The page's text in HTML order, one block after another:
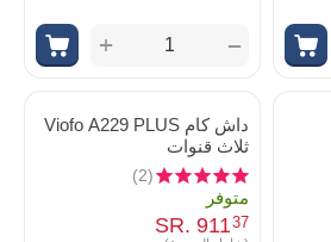
+ −
داش كام Viofo A229 PLUS
ثلاث قنوات
(2)
متوفر
SR. 91137